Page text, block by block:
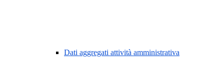
Dati aggregati attività amministrativa